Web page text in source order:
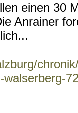
einen 30
Anrainer